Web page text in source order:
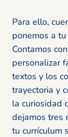
Para ello,
ponemos a
Contamos
personalizar
textos y los
trayectoria y
la curiosidad
dejamos tres
tu currículum